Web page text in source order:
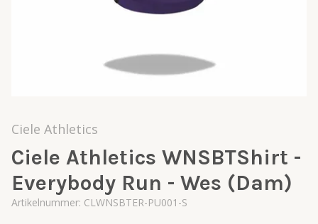
Ciele Athletics
Ciele Athletics WNSBTShirt -
Everybody Run - Wes (Dam)
Artikelnummer: CLWNSBTER-PU001-S